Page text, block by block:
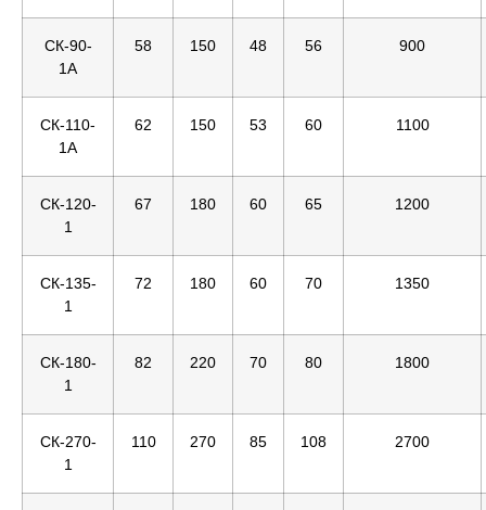
СК-90-
1А
58 150 48 56 900
СК-110-
1А
62 150 53 60 1100
СК-120-
1
67 180 60 65 1200
СК-135-
1
72 180 60 70 1350
СК-180-
1
82 220 70 80 1800
СК-270-
1
110 270 85 108 2700